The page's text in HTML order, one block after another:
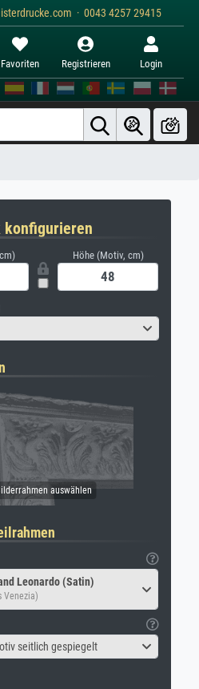
· 0043 4257 29415
Favoriten Registrieren Login
konfigurieren
Höhe (Motiv, cm)
Leonardo (Satin)
Venezia)
seitlich gespiegelt